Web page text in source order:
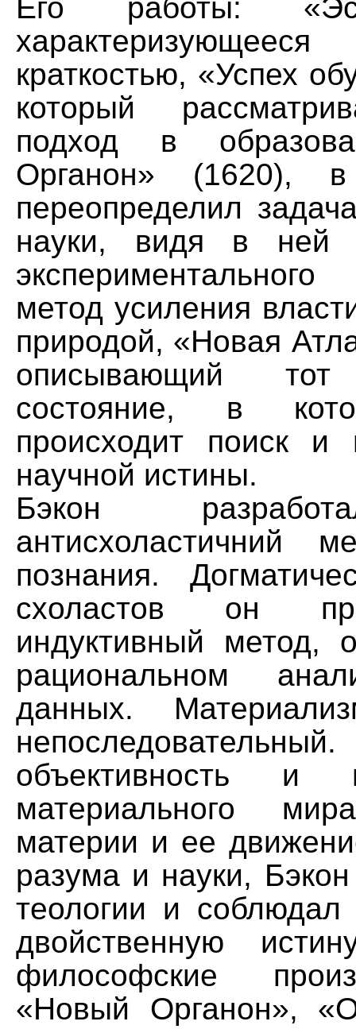
Его работы:
краткостью, «Успех
который
подход в
Органон» (1620),
переопределил
науки, видя в ней
метод усиления
природой, «Новая
описывающий тот
состояние, в
происходит поиск и
научной истины.
Бэкон
антисхоластичний
познания.
схоластов он
индуктивный метод,
рациональном
данных.
объективность и
материального
материи и ее
разума и науки,
теологии и
двойственную
философские
«Новый Органон»,